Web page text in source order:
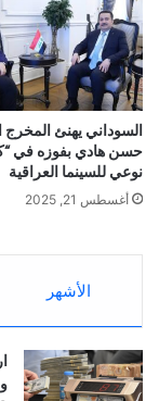
السوداني يهنئ المخرج
حسن هادي بفوزه في
نوعي للسينما العراقية
أغسطس 21, 2025
الأشهر